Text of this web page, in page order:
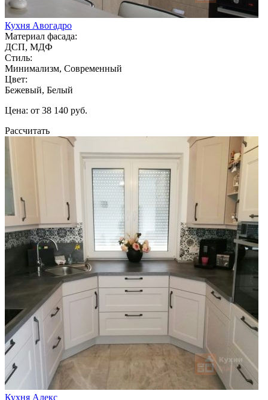
Кухня Авогадро
Материал фасада:
ДСП, МДФ
Стиль:
Минимализм, Современный
Цвет:
Бежевый, Белый
Цена: от 38 140 руб.
Рассчитать
Кухня Алекс